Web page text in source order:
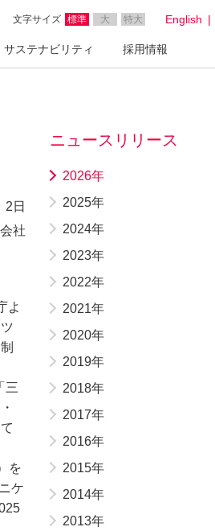
文字サイズ 標準 大 特大 English
サステナビリティ 採用情報
2日
社
よ
三
を
ケ
ニュースリリース
2026年
2025年
2024年
2023年
2022年
2021年
2020年
2019年
2018年
2017年
2016年
2015年
2014年
2013年